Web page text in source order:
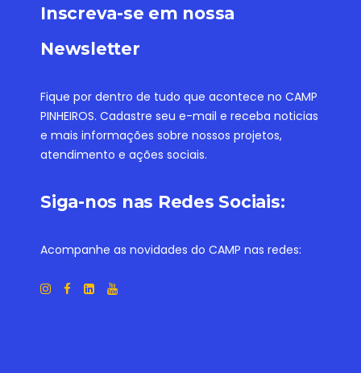
Inscreva-se em nossa
Newsletter
Fique por dentro de tudo que acontece no CAMP
PINHEIROS. Cadastre seu e-mail e receba noticias
e mais informações sobre nossos projetos,
atendimento e ações sociais.
Siga-nos nas Redes Sociais:
Acompanhe as novidades do CAMP nas redes: